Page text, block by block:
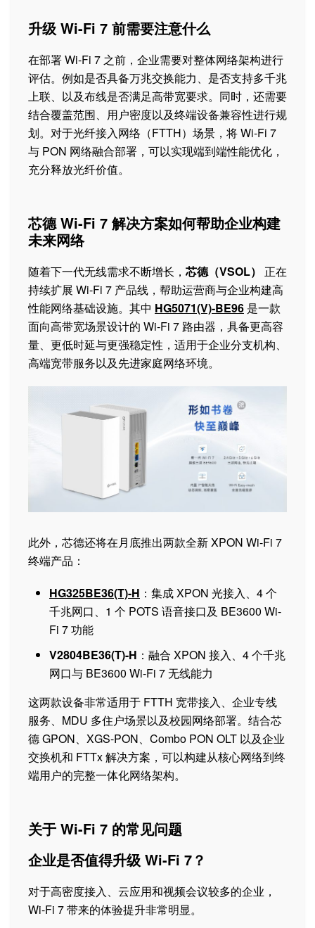
升级 Wi-Fi 7 前需要注意什么
在部署 Wi-Fi 7 之前，企业需要对整体网络架构进行
评估。例如是否具备万兆交换能力、是否支持多千兆
上联、以及布线是否满足高带宽要求。同时，还需要
结合覆盖范围、用户密度以及终端设备兼容性进行规
划。对于光纤接入网络（FTTH）场景，将 Wi-Fi 7
与 PON 网络融合部署，可以实现端到端性能优化，
充分释放光纤价值。
芯德 Wi-Fi 7 解决方案如何帮助企业构建
未来网络
随着下一代无线需求不断增长， 芯德（VSOL）
正在
持续扩展 Wi-Fi 7 产品线，帮助运营商与企业构建高
性能网络基础设施。其中 HG5071(V)-BE96 是一款
面向高带宽场景设计的 Wi-Fi 7 路由器，具备更高容
量、更低时延与更强稳定性，适用于企业分支机构、
高端宽带服务以及先进家庭网络环境。
此外，芯德还将在月底推出两款全新 XPON Wi-Fi 7
终端产品：
HG325BE36(T)-H ：集成 XPON 光接入、4 个
千兆网口、1 个 POTS 语音接口及 BE3600 Wi-
Fi 7 功能
V2804BE36(T)-H ：融合 XPON 接入、4 个千兆
网口与 BE3600 Wi-Fi 7 无线能力
这两款设备非常适用于 FTTH 宽带接入、企业专线
服务、MDU 多住户场景以及校园网络部署。结合芯
德 GPON、XGS-PON、Combo PON OLT 以及企业
交换机和 FTTx 解决方案，可以构建从核心网络到终
端用户的完整一体化网络架构。
关于 Wi-Fi 7 的常见问题
企业是否值得升级 Wi-Fi 7？
对于高密度接入、云应用和视频会议较多的企业，
Wi-Fi 7 带来的体验提升非常明显。